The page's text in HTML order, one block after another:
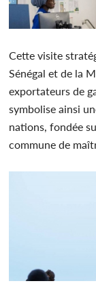
Cette visite
Sénégal et de la
exportateurs de
symbolise ainsi
nations, fondée
commune de